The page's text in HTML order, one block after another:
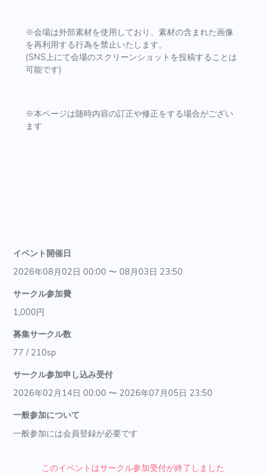
※会場は外部素材を使用しており、素材の含まれた画像
を再利用する行為を禁止いたします。
(SNS上にて会場のスクリーンショットを投稿することは
可能です)
※本ページは随時内容の訂正や修正をする場合がござい
ます
イベント開催日
2026年08月02日 00:00 〜 08月03日 23:50
サークル参加費
1,000円
募集サークル数
77 / 210sp
サークル参加申し込み受付
2026年02月14日 00:00 〜 2026年07月05日 23:50
一般参加について
一般参加には会員登録が必要です
このイベントはサークル参加受付が終了しました